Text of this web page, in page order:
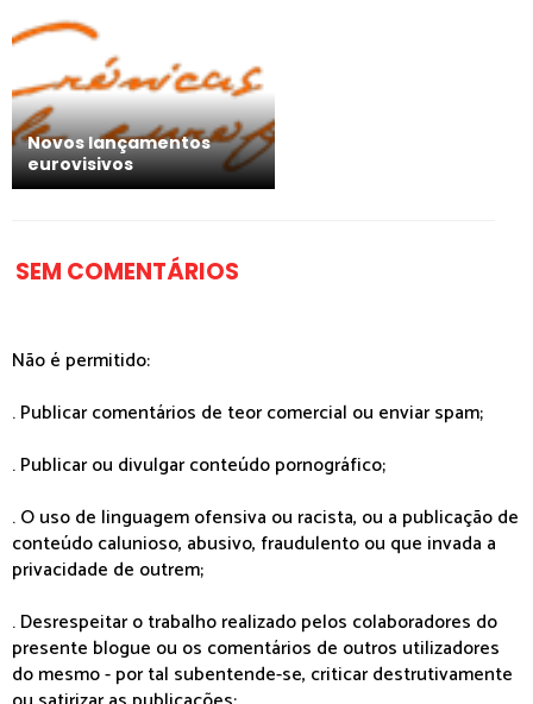
Novos lançamentos
eurovisivos
SEM COMENTÁRIOS
Não é permitido:
. Publicar comentários de teor comercial ou enviar spam;
. Publicar ou divulgar conteúdo pornográfico;
. O uso de linguagem ofensiva ou racista, ou a publicação de
conteúdo calunioso, abusivo, fraudulento ou que invada a
privacidade de outrem;
. Desrespeitar o trabalho realizado pelos colaboradores do
presente blogue ou os comentários de outros utilizadores
do mesmo - por tal subentende-se, criticar destrutivamente